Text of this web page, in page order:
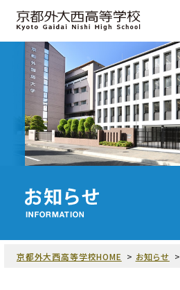
京都外大西高等学校HOME お知らせ